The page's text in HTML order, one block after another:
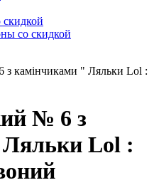
со скидкой
камінчиками " Ляльки Lol :
№ 6 з
Lol :